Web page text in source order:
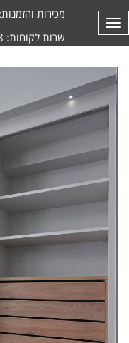
מכירות והזמנות: 077-9977949
שרות לקוחות: 03-9628868
תפריט